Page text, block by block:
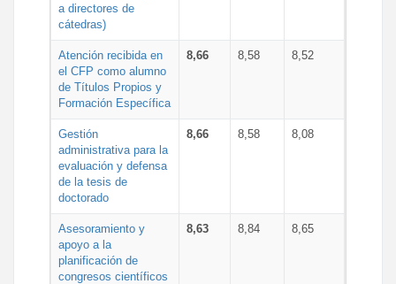
a directores de
cátedras)
Atención recibida en
el CFP como alumno
de Títulos Propios y
Formación Específica
8,66 8,58 8,52
Gestión
administrativa para la
evaluación y defensa
de la tesis de
doctorado
8,66 8,58 8,08
Asesoramiento y
apoyo a la
planificación de
congresos científicos
8,63 8,84 8,65